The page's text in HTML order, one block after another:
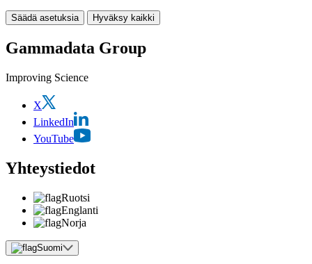
Säädä asetuksia Hyväksy kaikki
Gammadata Group
Improving Science
X
LinkedIn
YouTube
Yhteystiedot
Ruotsi
Englanti
Norja
Suomi